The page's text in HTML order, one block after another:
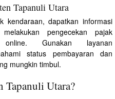
Tapanuli Utara
kendaraan, dapatkan informasi
pengecekan pajak
Gunakan layanan
status pembayaran dan
mungkin timbul.
Tapanuli Utara?